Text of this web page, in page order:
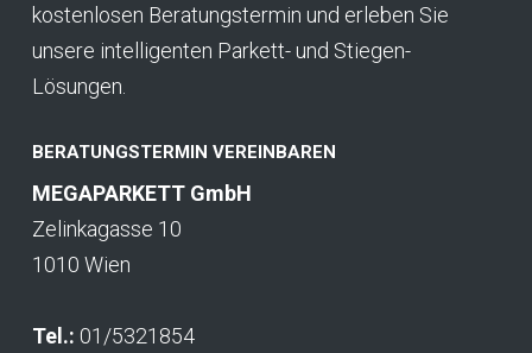
kostenlosen Beratungstermin und erleben Sie
unsere intelligenten Parkett- und Stiegen-
Lösungen.
BERATUNGSTERMIN VEREINBAREN
MEGAPARKETT GmbH
Zelinkagasse 10
1010 Wien
Tel.: 01/5321854